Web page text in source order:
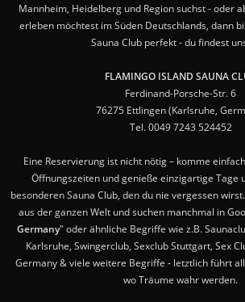
Mannheim, Heidelberg und Region suchst - oder
erleben möchtest im Süden Deutschlands, dann
Sauna Club perfekt - du findest
FLAMINGO ISLAND SAUNA
Ferdinand-Porsche-Str. 6
76275 Ettlingen (Karlsruhe,
Tel. 0049 7243 524452
Eine Reservierung ist nicht nötig – komme
Öffnungszeiten und genieße einzigartige Tage
besonderen Sauna Club, den du nie vergessen
aus der ganzen Welt und suchen manchmal in
Germany" oder ähnliche Begriffe wie z.B.
Karlsruhe, Swingerclub, Sexclub Stuttgart, Sex
Germany & viele weitere Begriffe - letztlich führt
wo Träume wahr werden.